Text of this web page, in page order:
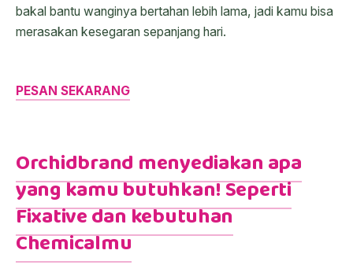
bakal bantu wanginya bertahan lebih lama, jadi kamu bisa
merasakan kesegaran sepanjang hari.
PESAN SEKARANG
Orchidbrand menyediakan apa
yang kamu butuhkan! Seperti
Fixative dan kebutuhan
Chemicalmu